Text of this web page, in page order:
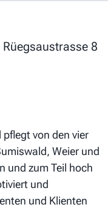
Rüegsaustrasse 8
von den vier
Weier und
und zum Teil hoch
und
und Klienten